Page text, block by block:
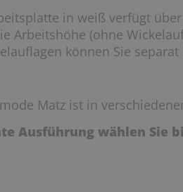
in weiß verfügt
Arbeitshöhe (ohne
können Sie
Matz ist in
Ausführung wählen Sie